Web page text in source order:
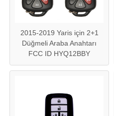
2015-2019 Yaris için 2+1
Düğmeli Araba Anahtarı
FCC ID HYQ12BBY